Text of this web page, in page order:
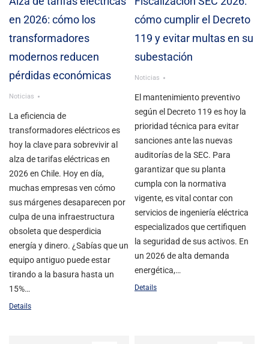
en 2026: cómo los
transformadores
modernos reducen
pérdidas económicas
Noticias
La eficiencia de
transformadores eléctricos es
hoy la clave para sobrevivir al
alza de tarifas eléctricas en
2026 en Chile. Hoy en día,
muchas empresas ven cómo
sus márgenes desaparecen por
culpa de una infraestructura
obsoleta que desperdicia
energía y dinero. ¿Sabías que un
equipo antiguo puede estar
tirando a la basura hasta un
15%…
Details
cómo cumplir el Decreto
119 y evitar multas en su
subestación
Noticias
El mantenimiento preventivo
según el Decreto 119 es hoy la
prioridad técnica para evitar
sanciones ante las nuevas
auditorías de la SEC. Para
garantizar que su planta
cumpla con la normativa
vigente, es vital contar con
servicios de ingeniería eléctrica
especializados que certifiquen
la seguridad de sus activos. En
un 2026 de alta demanda
energética,…
Details